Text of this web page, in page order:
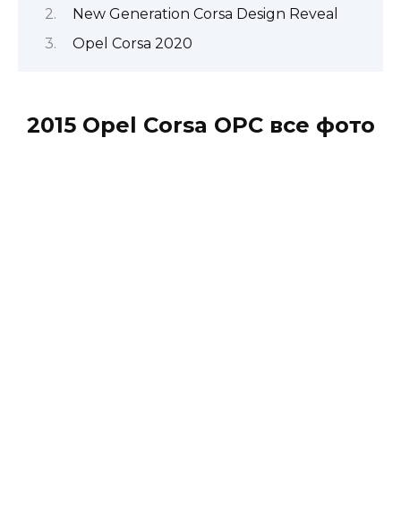
New Generation Corsa Design Reveal
Opel Corsa 2020
2015 Opel Corsa OPC все фото